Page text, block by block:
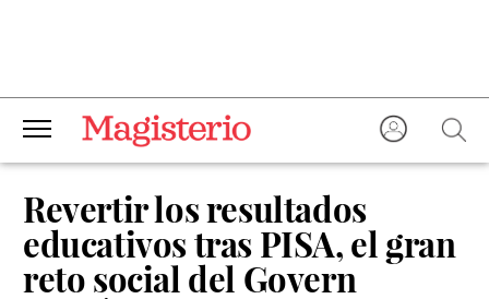
Revertir los resultados
educativos tras PISA, el gran
reto social del Govern